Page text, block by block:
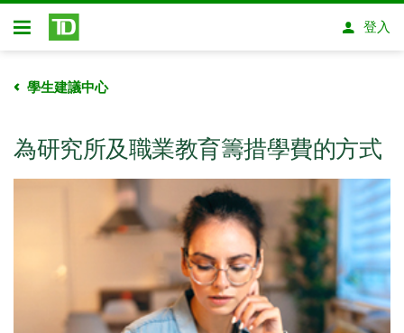
略過進入主要內容
開放式房屋貸款
登入
學生建議中心
為研究所及職業教育籌措學費的方式